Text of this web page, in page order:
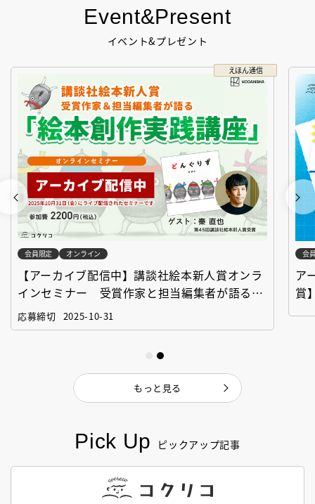
Pick Up ピックアップ記事
Event&Present
イベント&プレゼント
えほん通信
会員限定 オンライン
【アーカイブ配信中】講談社絵本新人賞オンラ
インセミナー 受賞作家と担当編集者が語る
「絵本創作実践講座」
応募締切 2025-10-31
会
ア
賞
もっと見る